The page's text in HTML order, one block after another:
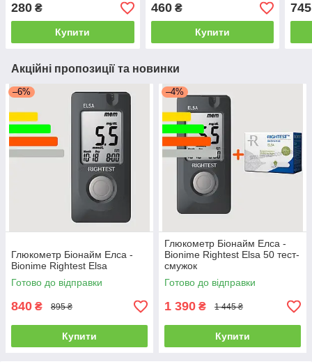
280 ₴
Купити
460₴
Купити
745
Акційні пропозиції та новинки
–6%
Глюкометр Біонайм Елса -
Bionime Rightest Elsa
Готово до відправки
840 ₴ 895 ₴
Купити
–4%
Глюкометр Біонайм Елса -
Bionime Rightest Elsa 50 тест-
смужок
Готово до відправки
1 390 ₴ 1 445 ₴
Купити